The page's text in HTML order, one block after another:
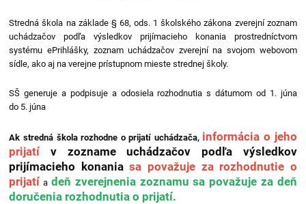
Stredná škola na základe § 68, ods. 1 školského zákona zverejní zoznam
uchádzačov podľa výsledkov prijímacieho konania prostredníctvom
systému ePrihlášky, zoznam uchádzačov zverejní na svojom webovom
sídle, ako aj na verejne prístupnom mieste strednej školy.
SŠ generuje a podpisuje a odosiela rozhodnutia s dátumom od 1. júna
do 5. júna
Ak stredná škola rozhodne o prijatí uchádzača, informácia o jeho
prijatí v zozname uchádzačov podľa výsledkov
prijímacieho konaniasa považuje za rozhodnutie o
prijatí a deň zverejnenia zoznamu sa považuje za deň
doručenia rozhodnutia o prijatí.